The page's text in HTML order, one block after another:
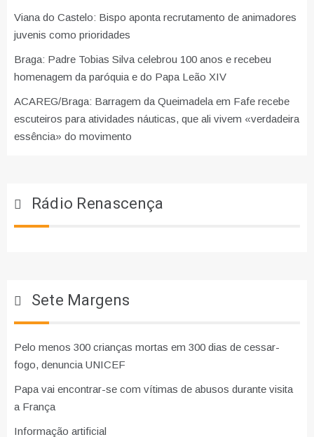
Viana do Castelo: Bispo aponta recrutamento de animadores
juvenis como prioridades
Braga: Padre Tobias Silva celebrou 100 anos e recebeu
homenagem da paróquia e do Papa Leão XIV
ACAREG/Braga: Barragem da Queimadela em Fafe recebe
escuteiros para atividades náuticas, que ali vivem «verdadeira
essência» do movimento
Rádio Renascença
Sete Margens
Pelo menos 300 crianças mortas em 300 dias de cessar-
fogo, denuncia UNICEF
Papa vai encontrar-se com vítimas de abusos durante visita
a França
Informação artificial